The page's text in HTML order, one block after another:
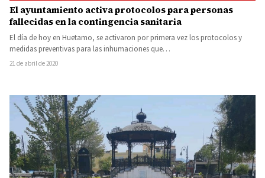
El ayuntamiento activa protocolos para personas
fallecidas en la contingencia sanitaria
El día de hoy en Huetamo, se activaron por primera vez los protocolos y
medidas preventivas para las inhumaciones que…
21 de abril de 2020